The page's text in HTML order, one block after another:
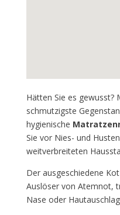
Hätten Sie es gewusst?
schmutzigste
hygienische
Sie vor Nies- und
weitverbreiteten
Der ausgeschiedene
Auslöser von Atemnot,
Nase oder